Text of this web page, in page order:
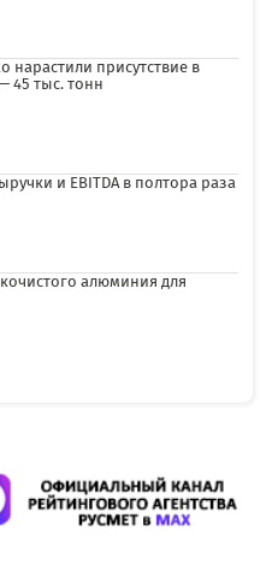
нарастили присутствие в
45 тыс. тонн
и EBITDA в полтора раза
алюминия для